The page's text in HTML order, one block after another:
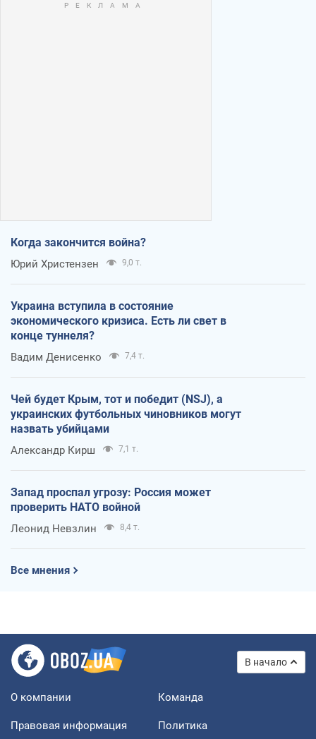
Когда закончится война?
Юрий Христензен 9,0 т.
Украина вступила в состояние
экономического кризиса. Есть ли свет в
конце туннеля?
Вадим Денисенко 7,4 т.
Чей будет Крым, тот и победит (NSJ), а
украинских футбольных чиновников могут
назвать убийцами
Александр Кирш 7,1 т.
Запад проспал угрозу: Россия может
проверить НАТО войной
Леонид Невзлин 8,4 т.
Все мнения
В начало
О компании Команда
Правовая информация
Политика